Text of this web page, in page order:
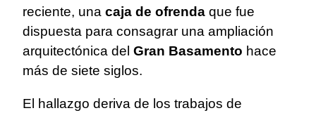
reciente, una caja de ofrenda que fue
dispuesta para consagrar una ampliación
arquitectónica del Gran Basamento hace
más de siete siglos.
El hallazgo deriva de los trabajos de